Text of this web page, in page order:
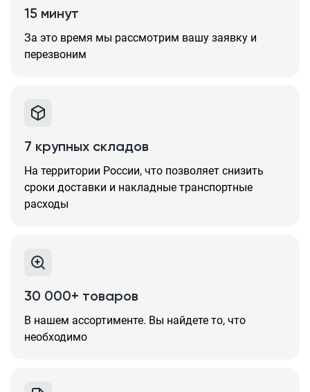
15 минут
За это время мы рассмотрим вашу заявку и
перезвоним
7 крупных складов
На территории России, что позволяет снизить
сроки доставки и накладные транспортные
расходы
30 000+ товаров
В нашем ассортименте. Вы найдете то, что
необходимо